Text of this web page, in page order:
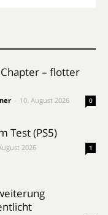
– flotter
10. August 2026 0
Test (PS5)
2026 1